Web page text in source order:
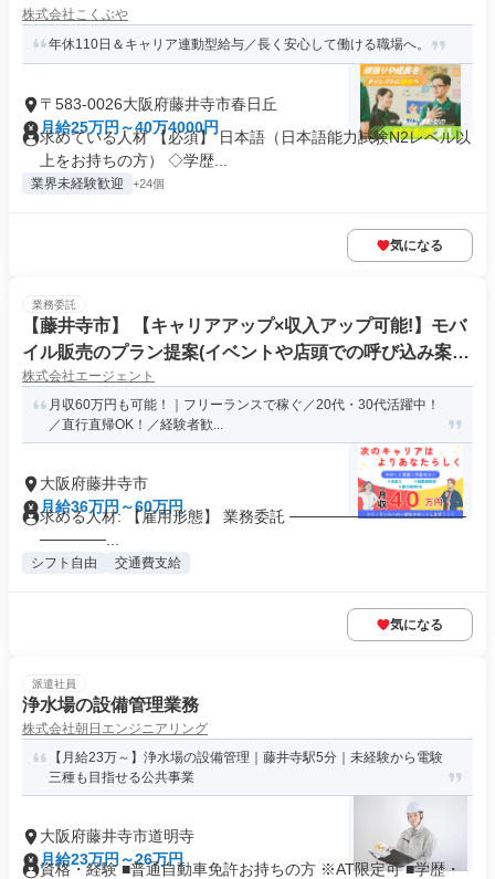
株式会社こくぶや
年休110日＆キャリア連動型給与／長く安心して働ける職場へ。
〒583-0026大阪府藤井寺市春日丘
月給25万円～40万4000円
求めている人材 【必須】 日本語（日本語能力試験N2レベル以
上をお持ちの方） ◇学歴...
業界未経験歓迎 +24個
気になる
業務委託
【藤井寺市】 【キャリアアップ×収入アップ可能!】モバ
イル販売のプラン提案(イベントや店頭での呼び込み案
内)(ODS1/)
株式会社エージェント
月収60万円も可能！｜フリーランスで稼ぐ／20代・30代活躍中！
／直行直帰OK！／経験者歓...
大阪府藤井寺市
月給36万円～60万円
求める人材: 【雇用形態】 業務委託 ────────────────
──────...
シフト自由 交通費支給
気になる
派遣社員
浄水場の設備管理業務
株式会社朝日エンジニアリング
【月給23万～】浄水場の設備管理｜藤井寺駅5分｜未経験から電験
三種も目指せる公共事業
大阪府藤井寺市道明寺
月給23万円～26万円
資格・経験 ■普通自動車免許お持ちの方 ※AT限定可 ■学歴・